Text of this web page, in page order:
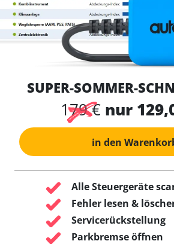
SUPER-SOMMER-
179 € nur
in den
Alle Steuergeräte
Fehler lesen &
Servicerückstellung
Parkbremse öffnen